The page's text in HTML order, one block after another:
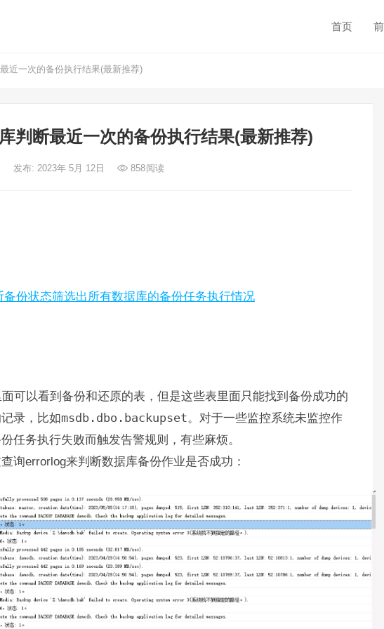
首页
近一次的备份执行结果(最新推荐)
判断最近一次的备份执行结果(最新推荐)
发布: 2023年 5月 12日 858阅读
份状态筛选出所有数据库的备份任务执行情况
可以看到备份和还原的表，但是这些表里面只能找到备份成功的
录，比如msdb.dbo.backupset。对于一些监控系统未监控作
任务执行失败而触发告警规则，有些麻烦。
询errorlog来判断数据库备份作业是否成功：